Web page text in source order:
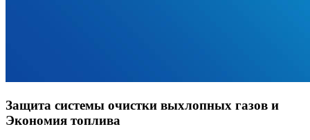
Защита системы очистки выхлопных газов и
Экономия топлива